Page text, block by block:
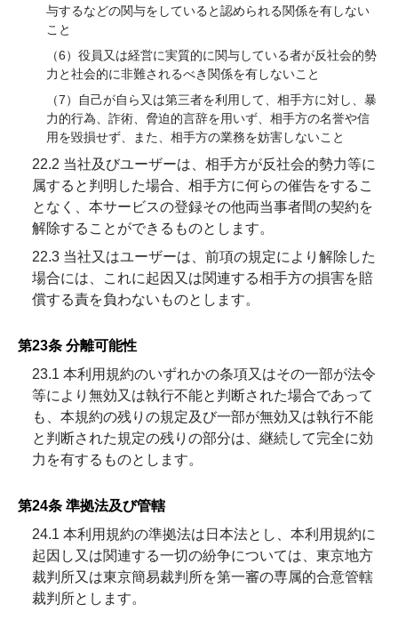
与するなどの関与をしていると認められる関係を有しない
こと
（6）役員又は経営に実質的に関与している者が反社会的勢
力と社会的に非難されるべき関係を有しないこと
（7）自己が自ら又は第三者を利用して、相手方に対し、暴
力的行為、詐術、脅迫的言辞を用いず、相手方の名誉や信
用を毀損せず、また、相手方の業務を妨害しないこと
22.2 当社及びユーザーは、相手方が反社会的勢力等に
属すると判明した場合、相手方に何らの催告をするこ
となく、本サービスの登録その他両当事者間の契約を
解除することができるものとします。
22.3 当社又はユーザーは、前項の規定により解除した
場合には、これに起因又は関連する相手方の損害を賠
償する責を負わないものとします。
第23条 分離可能性
23.1 本利用規約のいずれかの条項又はその一部が法令
等により無効又は執行不能と判断された場合であって
も、本規約の残りの規定及び一部が無効又は執行不能
と判断された規定の残りの部分は、継続して完全に効
力を有するものとします。
第24条 準拠法及び管轄
24.1 本利用規約の準拠法は日本法とし、本利用規約に
起因し又は関連する一切の紛争については、東京地方
裁判所又は東京簡易裁判所を第一審の専属的合意管轄
裁判所とします。